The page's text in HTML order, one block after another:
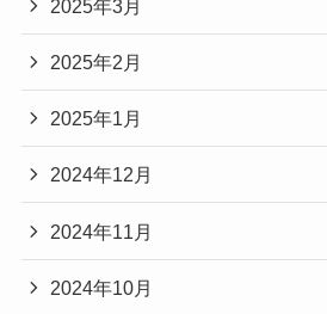
2025年3月
2025年2月
2025年1月
2024年12月
2024年11月
2024年10月